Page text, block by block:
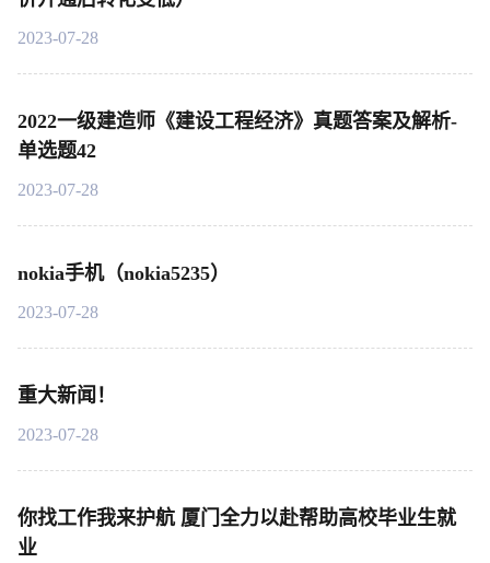
2023-07-28
2022一级建造师《建设工程经济》真题答案及解析-
单选题42
2023-07-28
nokia手机（nokia5235）
2023-07-28
重大新闻！
2023-07-28
你找工作我来护航 厦门全力以赴帮助高校毕业生就
业